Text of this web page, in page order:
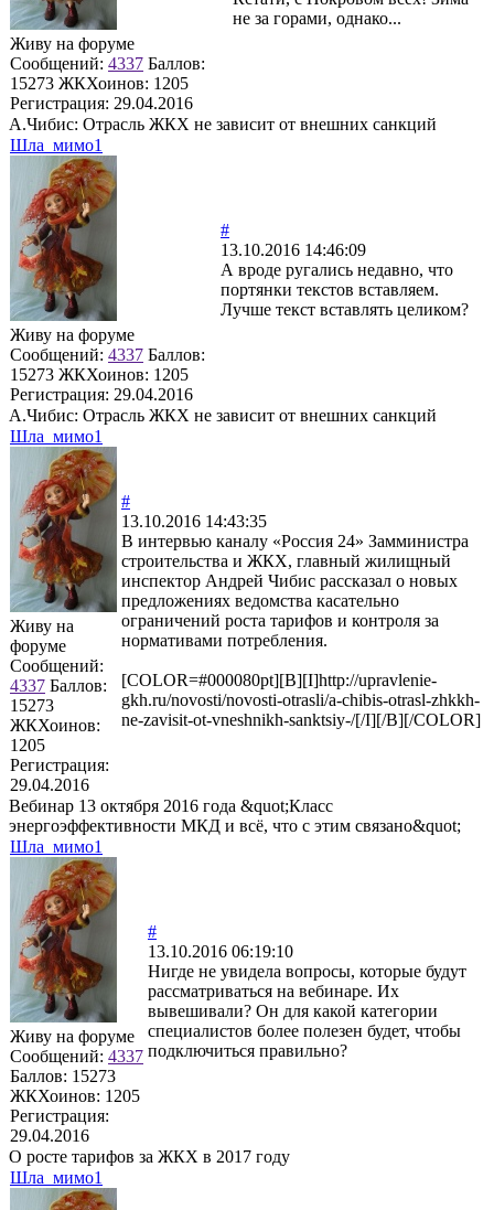
Живу на форуме
Сообщений: 4337 Баллов:
15273 ЖКХоинов: 1205
Регистрация: 29.04.2016
не за горами, однако...
А.Чибис: Отрасль ЖКХ не зависит от внешних санкций
Шла_мимо1
Живу на форуме
Сообщений: 4337 Баллов:
15273 ЖКХоинов: 1205
Регистрация: 29.04.2016
#
13.10.2016 14:46:09
А вроде ругались недавно, что
портянки текстов вставляем.
Лучше текст вставлять целиком?
А.Чибис: Отрасль ЖКХ не зависит от внешних санкций
Шла_мимо1
Живу на
форуме
Сообщений:
4337 Баллов:
15273
ЖКХоинов:
1205
Регистрация:
29.04.2016
#
13.10.2016 14:43:35
В интервью каналу «Россия 24» Замминистра
строительства и ЖКХ, главный жилищный
инспектор Андрей Чибис рассказал о новых
предложениях ведомства касательно
ограничений роста тарифов и контроля за
нормативами потребления.
[COLOR=#000080pt][B][I]http://upravlenie-
gkh.ru/novosti/novosti-otrasli/a-chibis-otrasl-zhkkh-
ne-zavisit-ot-vneshnikh-sanktsiy-/[/I][/B][/COLOR]
Вебинар 13 октября 2016 года &quot;Класс
энергоэффективности МКД и всё, что с этим связано&quot;
Шла_мимо1
Живу на форуме
Сообщений: 4337
Баллов: 15273
ЖКХоинов: 1205
Регистрация:
29.04.2016
#
13.10.2016 06:19:10
Нигде не увидела вопросы, которые будут
рассматриваться на вебинаре. Их
вывешивали? Он для какой категории
специалистов более полезен будет, чтобы
подключиться правильно?
О росте тарифов за ЖКХ в 2017 году
Шла_мимо1